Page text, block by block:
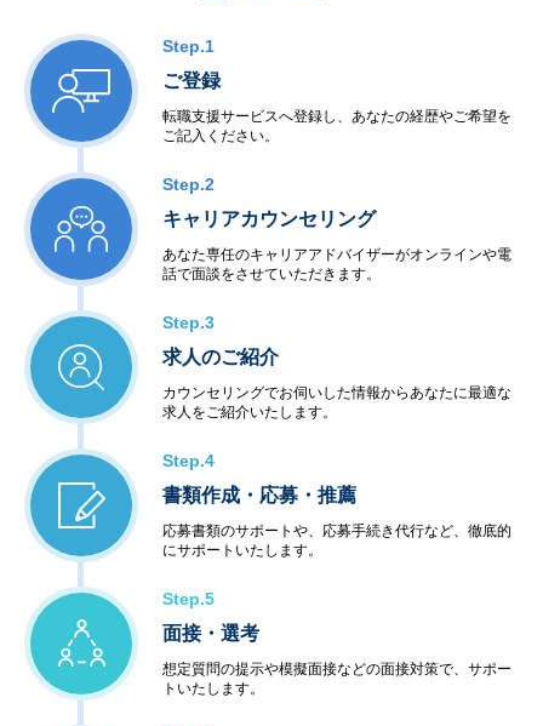
Step.1
ご登録
転職支援サービスへ登録し、あなたの経歴やご希望を
ご記入ください。
Step.2
キャリアカウンセリング
あなた専任のキャリアアドバイザーがオンラインや電
話で面談をさせていただきます。
Step.3
求人のご紹介
カウンセリングでお伺いした情報からあなたに最適な
求人をご紹介いたします。
Step.4
書類作成・応募・推薦
応募書類のサポートや、応募手続き代行など、徹底的
にサポートいたします。
Step.5
面接・選考
想定質問の提示や模擬面接などの面接対策で、サポー
トいたします。